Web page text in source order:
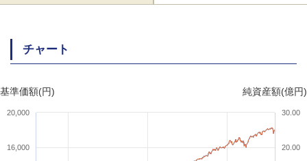
チャート
基準価額(円) 純資産額(億円)
16,000
20,000
20.00
30.00